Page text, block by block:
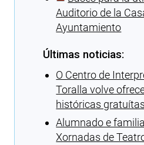
Auditorio de la
Ayuntamiento
Últimas noticias:
O Centro de
Toralla volve
históricas
Alumnado e
Xornadas de